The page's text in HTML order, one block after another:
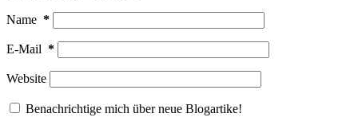
Name *
E-Mail *
Website
Benachrichtige mich über neue Blogartike!